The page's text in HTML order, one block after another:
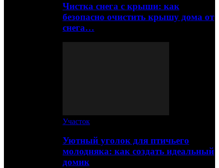
Чистка снега с крыши: как
безопасно очистить крышу дома от
снега…
Участок
Уютный уголок для птичьего
молодняка: как создать идеальный
домик